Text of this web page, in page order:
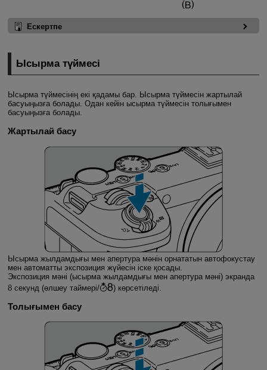
Ескертпе
Ысырма түймесі
Ысырма түймесінің екі қадамы бар. Ысырма түймесін жартылай
басуыңызға болады. Одан кейін ысырма түймесін толығымен
басуыңызға болады.
Жартылай басу
Ысырма жылдамдығы мен апертура мәнін орнататын автофокустау
мен автоматты экспозиция жүйесін іске қосады.
Экспозиция мәні (ысырма жылдамдығы мен апертура мәні) экранда
8 секунд (өлшеу таймері/
) көрсетіледі.
Толығымен басу